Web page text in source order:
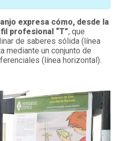
expresa cómo, desde la
profesional “T”, que
de saberes sólida (línea
mediante un conjunto de
(línea horizontal).